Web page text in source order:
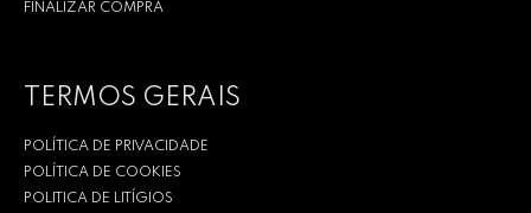
FINALIZAR COMPRA
TERMOS GERAIS
POLÍTICA DE PRIVACIDADE
POLÍTICA DE COOKIES
POLITICA DE LITÍGIOS